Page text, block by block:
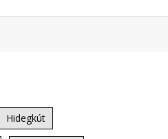
Hidegkút